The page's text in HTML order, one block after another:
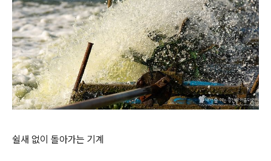
쉴새 없이 돌아가는 기계